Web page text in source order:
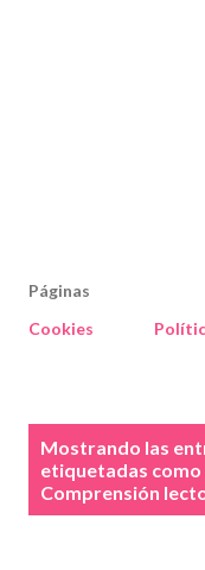
Páginas
Cookies
Mostrando las
etiquetadas como
Comprensión